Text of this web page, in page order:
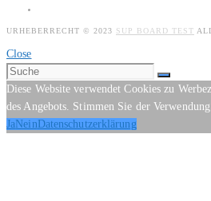
URHEBERRECHT © 2023 SUP BOARD TEST
Close
Diese Website verwendet Cookies zu
des Angebots. Stimmen Sie der
Ja Nein Datenschutzerklärung